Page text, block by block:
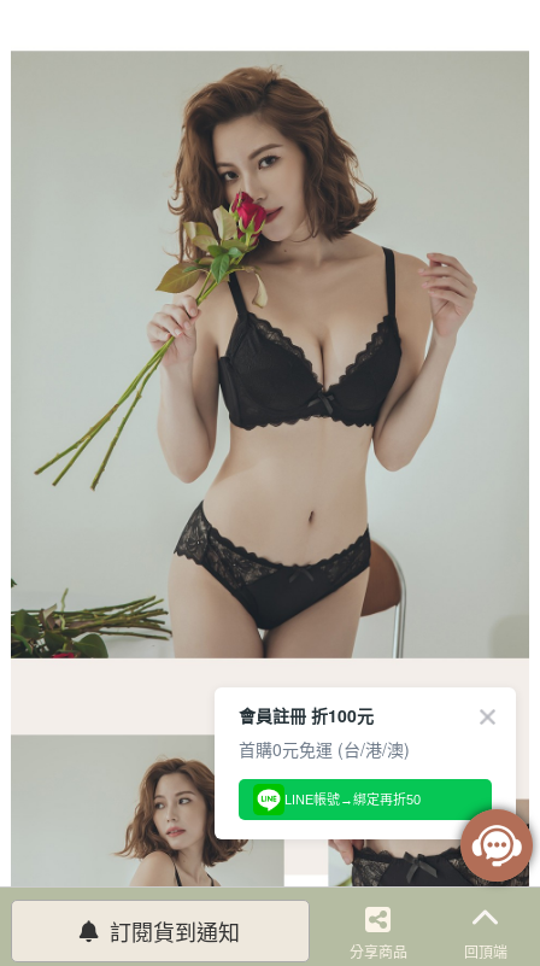
訂閱貨到通知
分享商品 回頂端
會員註冊 折100元
首購0元免運 (台/港/澳)
LINE帳號→綁定再折50